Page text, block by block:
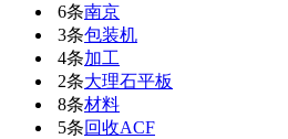
6条南京
3条包装机
4条加工
2条大理石平板
8条材料
5条回收ACF